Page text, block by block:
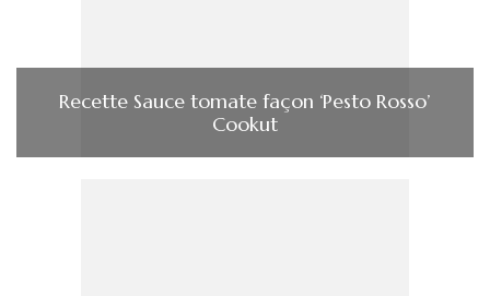
Recette Sauce tomate façon ‘Pesto Rosso’
Cookut